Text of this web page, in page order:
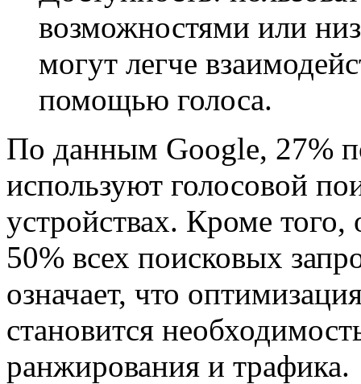
возможностями или
могут легче
помощью голоса.
По данным Google, 27%
используют голосовой
устройствах. Кроме
50% всех поисковых
означает, что
становится
ранжирования и трафика.